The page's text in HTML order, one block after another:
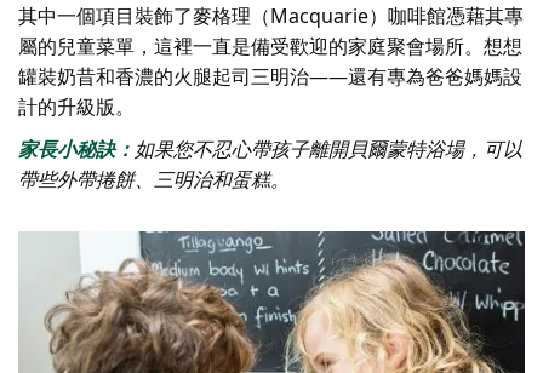
其中一個項目裝飾了麥格理（Macquarie）咖啡館憑藉其專
屬的兒童菜單，這裡一直是備受歡迎的家庭聚會場所。想想
罐裝奶昔和香濃的火腿起司三明治——還有專為爸爸媽媽設
計的升級版。
家長小秘訣： 如果您不忍心帶孩子離開貝爾蒙特浴場，可以
帶些外帶捲餅、三明治和蛋糕。